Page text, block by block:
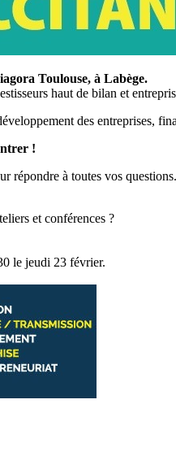
Toulouse, à Labège.
haut de bilan et
des entreprises,
!
répondre à toutes vos questions.
et conférences ?
le jeudi 23 février.